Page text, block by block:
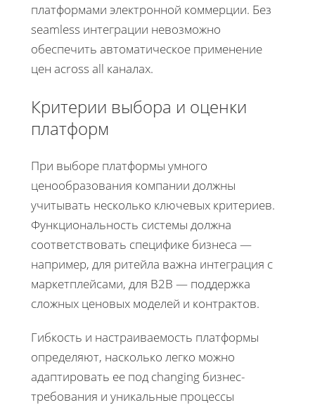
платформами электронной коммерции. Без
seamless интеграции невозможно
обеспечить автоматическое применение
цен across all каналах.
Критерии выбора и оценки
платформ
При выборе платформы умного
ценообразования компании должны
учитывать несколько ключевых критериев.
Функциональность системы должна
соответствовать специфике бизнеса —
например, для ритейла важна интеграция с
маркетплейсами, для B2B — поддержка
сложных ценовых моделей и контрактов.
Гибкость и настраиваемость платформы
определяют, насколько легко можно
адаптировать ее под changing бизнес-
требования и уникальные процессы